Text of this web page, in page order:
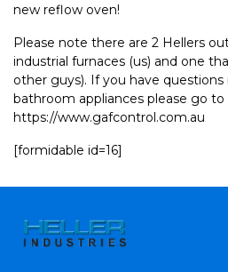
new reflow oven!
Please note there are 2 Hellers
industrial furnaces (us) and one
other guys). If you have
bathroom appliances please go to
https://www.gafcontrol.com.au
[formidable id=16]